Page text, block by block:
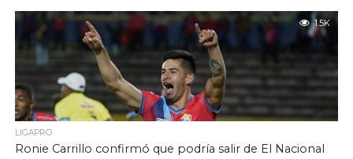
1.5K
LIGAPRO
Ronie Carrillo confirmó que podría salir de El Nacional